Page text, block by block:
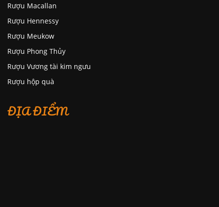
Rượu Macallan
Rượu Hennessy
Rượu Meukow
Rượu Phong Thủy
Rượu Vương tài kim ngưu
Rượu hộp quà
ĐỊA ĐIỂM